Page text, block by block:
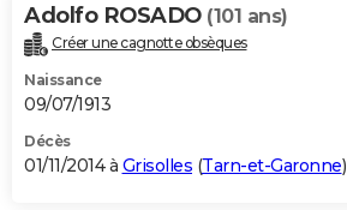
Adolfo ROSADO (101 ans)
Créer une cagnotte obsèques
Naissance
09/07/1913
Décès
01/11/2014 à Grisolles (Tarn-et-Garonne)